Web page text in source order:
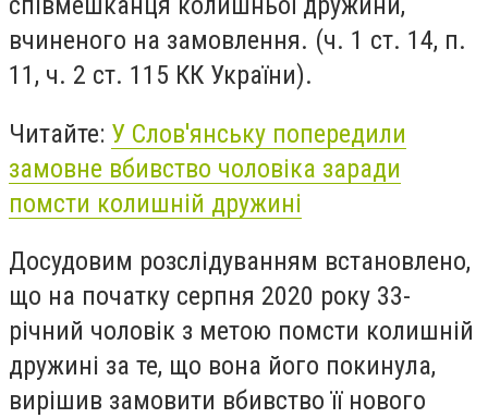
вчиненого на замовлення. (ч. 1 ст. 14, п.
11, ч. 2 ст. 115 КК України).
Читайте: У Слов'янську попередили
замовне вбивство чоловіка заради
помсти колишній дружині
Досудовим розслідуванням встановлено,
що на початку серпня 2020 року 33-
річний чоловік з метою помсти колишній
дружині за те, що вона його покинула,
вирішив замовити вбивство її нового